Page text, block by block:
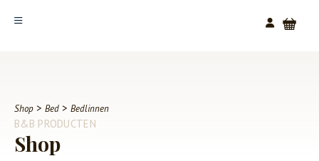
OVER ONS
CATALOGUS
NIEUWS
Shop > Bed > Bedlinnen
B&B PRODUCTEN
Shop